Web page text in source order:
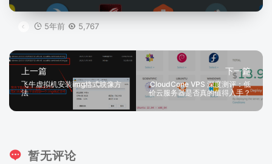
5年前 5,767
上一篇
飞牛虚拟机安装img格式映像方
法
下一篇
CloudCone VPS 深度测评：低
价云服务器是否真的值得入手？
暂无评论